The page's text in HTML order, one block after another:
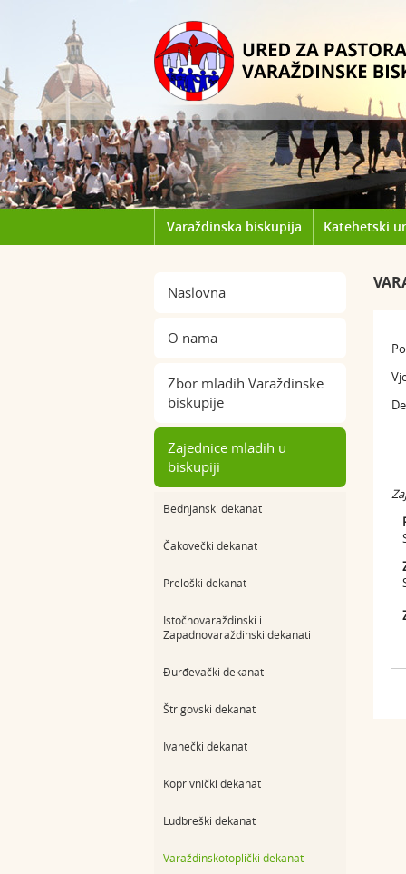
Varaždinska biskupija Katehetski
Naslovna
O nama
Zbor mladih Varaždinske
biskupije
Zajednice mladih u
biskupiji
Bednjanski dekanat
Čakovečki dekanat
Preloški dekanat
Istočnovaraždinski i
Zapadnovaraždinski dekanati
Đurđevački dekanat
Štrigovski dekanat
Ivanečki dekanat
Koprivnički dekanat
Ludbreški dekanat
Varaždinskotoplički dekanat